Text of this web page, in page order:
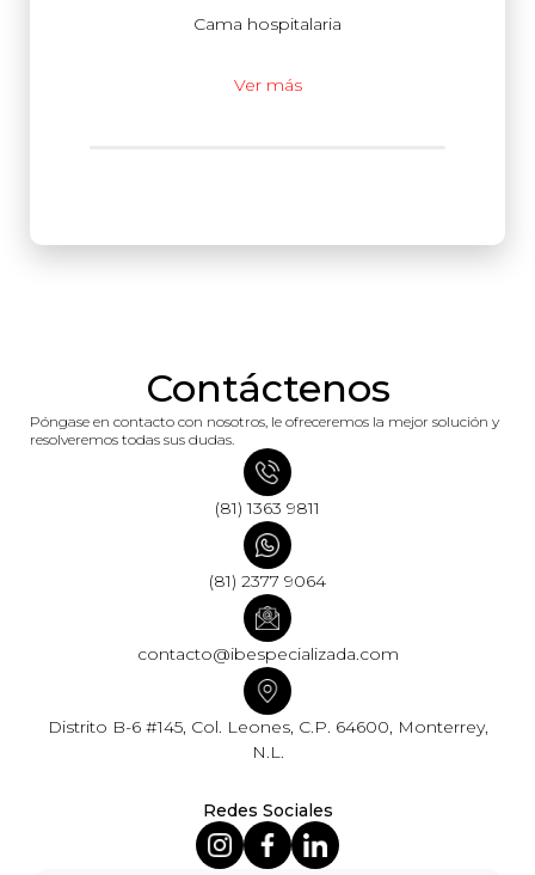
Cama hospitalaria
Ver más
Contáctenos
Póngase en contacto con nosotros, le ofreceremos la mejor solución y
resolveremos todas sus dudas.
(81) 1363 9811
(81) 2377 9064
contacto@ibespecializada.com
Distrito B-6 #145, Col. Leones, C.P. 64600, Monterrey,
N.L.
Redes Sociales